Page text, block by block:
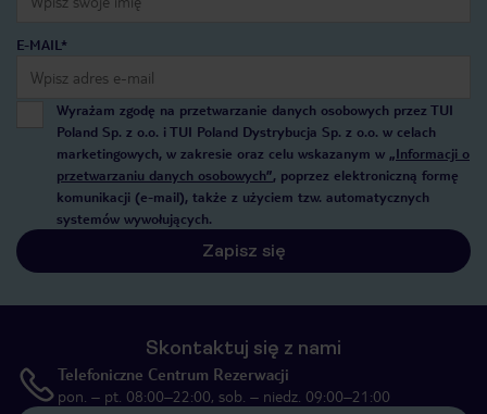
E-MAIL*
Wyrażam zgodę na przetwarzanie danych osobowych przez TUI
Poland Sp. z o.o. i TUI Poland Dystrybucja Sp. z o.o. w celach
marketingowych, w zakresie oraz celu wskazanym w „Informacji o
przetwarzaniu danych osobowych”, poprzez elektroniczną formę
komunikacji (e-mail), także z użyciem tzw. automatycznych
systemów wywołujących.
Zapisz się
Skontaktuj się z nami
Telefoniczne Centrum Rezerwacji
pon. – pt. 08:00–22:00, sob. – niedz. 09:00–21:00